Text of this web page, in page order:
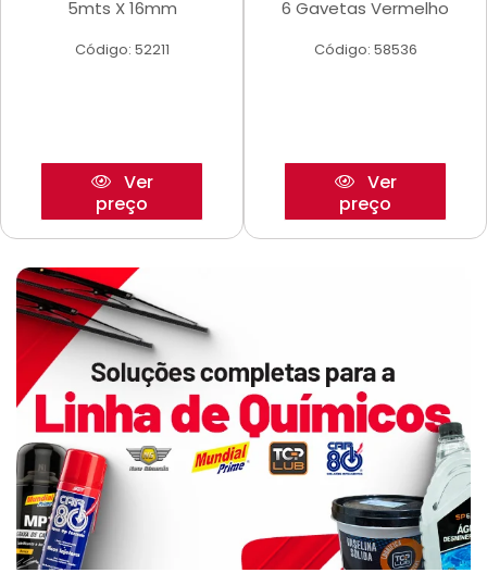
5mts X 16mm
Código: 52211
Ver
preço
6 Gavetas Vermelho
Código: 58536
Ver
preço